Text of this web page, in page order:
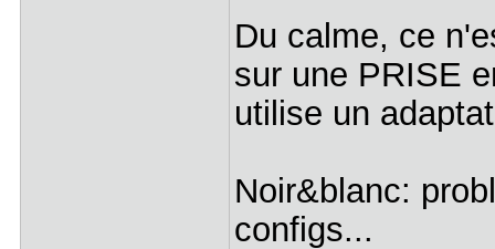
Du calme, ce
sur une PRISE
utilise un
Noir&blanc:
configs...